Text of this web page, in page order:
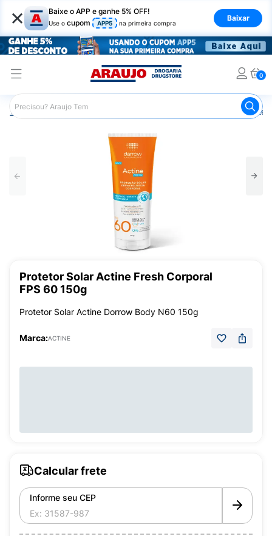
× Baixe o APP e ganhe 5% OFF!
Use o cupom APP5 na primeira compra
Baixar
0
Araujo Dermocosméticos
Protetor Solar Actine Fresh Corporal
FPS 60 150g
Protetor Solar Actine Dorrow Body N60 150g
Marca:ACTINE
Calcular frete
Informe seu CEP